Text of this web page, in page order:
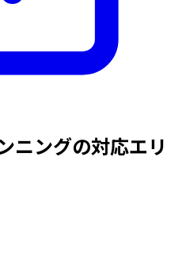
ニングの対応エリ